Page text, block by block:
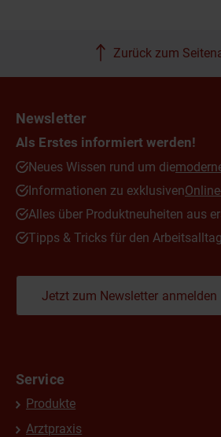
Zurück zum
Newsletter
Als Erstes informiert werden!
Neues Wissen rund um die
Informationen zu exklusiven
Alles über Produktneuheiten aus
Tipps & Tricks für den Arbeitsalltag
Jetzt zum Newsletter anmelden
Service
Produkte
Arztpraxis